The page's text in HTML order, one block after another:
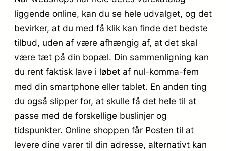
liggende online, kan du se hele udvalget, og det
bevirker, at du med få klik kan finde det bedste
tilbud, uden af være afhængig af, at det skal
være tæt på din bopæl. Din sammenligning kan
du rent faktisk lave i løbet af nul-komma-fem
med din smartphone eller tablet. En anden ting
du også slipper for, at skulle få det hele til at
passe med de forskellige buslinjer og
tidspunkter. Online shoppen får Posten til at
levere dine varer til din adresse, alternativt kan